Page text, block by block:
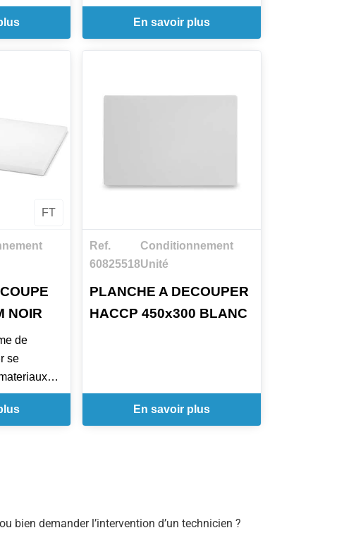
En savoir plus
FT
NOIR
de
se
(PE)
à
Ref.
60825518
Conditionnement
Unité
PLANCHE A DECOUPER
HACCP 450x300 BLANC
En savoir plus
bien demander l’intervention d’un technicien ?